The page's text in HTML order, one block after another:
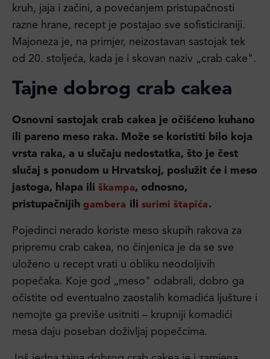
kruh, jaja i začini, a povećanjem pristupačnosti
razne hrane, recept je postajao sve sofisticiraniji.
Majoneza je, na primjer, neizostavan sastojak tek
od 20. stoljeća, kada je i skovan naziv „crab cake".
Tajne dobrog crab cakea
Osnovni sastojak crab cakea je očišćeno kuhano
ili pareno meso raka. Može se koristiti bilo koja
vrsta raka, a u slučaju nedostatka, što je čest
slučaj s ponudom u Hrvatskoj, poslužit će i meso
jastoga, hlapa ili škampa, odnosno,
pristupačnijih gambera ili surimi štapića.
Pojedinci nerado koriste meso skupih rakova za
pripremu crab cakea, no činjenica je da se sve
uloženo u recept vrati u obliku neodoljivih
popečaka. Koje god „meso" odabrali, dobro ga
očistite od eventualno zaostalih komadića ljušture i
nemojte ga previše usitniti – krupniji komadići
mesa daju poseban doživljaj popečcima.